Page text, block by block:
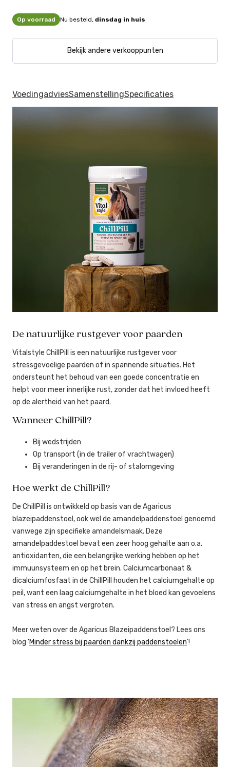
Op voorraad Nu besteld, dinsdag in huis
Bekijk andere verkooppunten
VoedingadviesSamenstellingSpecificaties
De natuurlijke rustgever voor paarden
Vitalstyle ChillPill is een natuurlijke rustgever voor
stressgevoelige paarden of in spannende situaties. Het
ondersteunt het behoud van een goede concentratie en
helpt voor meer innerlijke rust, zonder dat het invloed heeft
op de alertheid van het paard.
Wanneer ChillPill?
Bij wedstrijden
Op transport (in de trailer of vrachtwagen)
Bij veranderingen in de rij- of stalomgeving
Hoe werkt de ChillPill?
De ChillPill is ontwikkeld op basis van de Agaricus
blazeipaddenstoel, ook wel de amandelpaddenstoel genoemd
vanwege zijn specifieke amandelsmaak. Deze
amandelpaddestoel bevat een zeer hoog gehalte aan o.a.
antioxidanten, die een belangrijke werking hebben op het
immuunsysteem en op het brein. Calciumcarbonaat &
dicalciumfosfaat in de ChillPill houden het calciumgehalte op
peil, want een laag calciumgehalte in het bloed kan gevoelens
van stress en angst vergroten.
Meer weten over de Agaricus Blazeipaddenstoel? Lees ons
blog 'Minder stress bij paarden dankzij paddenstoelen'!